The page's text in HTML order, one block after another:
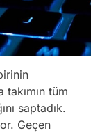
tüm
saptadık.
Geçen